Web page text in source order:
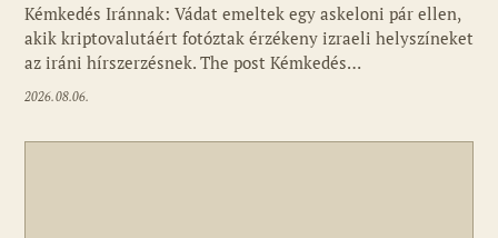
Kémkedés Iránnak: Vádat emeltek egy askeloni pár ellen,
akik kriptovalutáért fotóztak érzékeny izraeli helyszíneket
az iráni hírszerzésnek. The post Kémkedés…
2026.08.06.